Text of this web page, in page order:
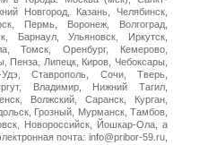
Новгород, Казань, Челябинск,
Пермь, Воронеж, Волгоград,
Барнаул, Ульяновск, Иркутск,
Томск, Оренбург, Кемерово,
Пенза, Липецк, Киров, Чебоксары,
Ставрополь, Сочи, Тверь,
Владимир, Нижний Тагил,
Волжский, Саранск, Курган,
Грозный, Мурманск, Тамбов,
Новороссийск, Йошкар-Ола, а
почта: info@pribor-59.ru,